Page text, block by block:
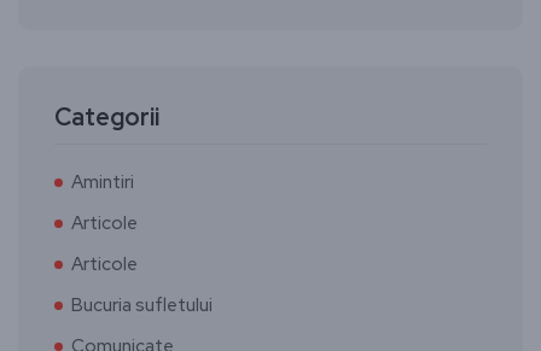
Categorii
Amintiri
Articole
Articole
Bucuria sufletului